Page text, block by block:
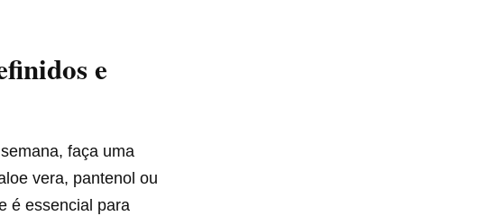
e
faça uma
vera, pantenol ou
é essencial para